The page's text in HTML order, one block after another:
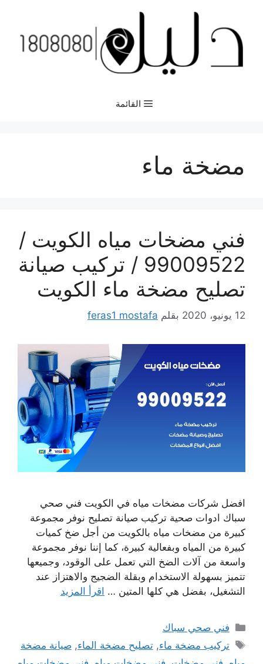
المحتوى
القائمة
مضخة ماء
فني مضخات مياه الكويت /
99009522 / تركيب صيانة
تصليح مضخة ماء الكويت
12 يونيو، 2020 بقلم feras1 mostafa
افضل شركات مضخات مياه في الكويت فني صحي
سباك ادوات صحية تركيب صيانة تصليح نوفر مجموعة
كبيرة من مضخات مياه بالكويت من أجل ضخ كميات
كبيرة من المياه وبفعالية كبيرة، كما إننا نوفر مجموعة
واسعة من آلات الضخ التي تعمل على الوقود، وجميعها
تتميز بسهولة الاستخدام وبقلة الضجيج والاهتزاز عند
التشغيل، بفضل هي كلها المتين … اقرأ المزيد
التصنيفات
فني صحي سباك
الوسوم
تركيب مضخة ماء,تصليح مضخة الماء,صيانة مضخة